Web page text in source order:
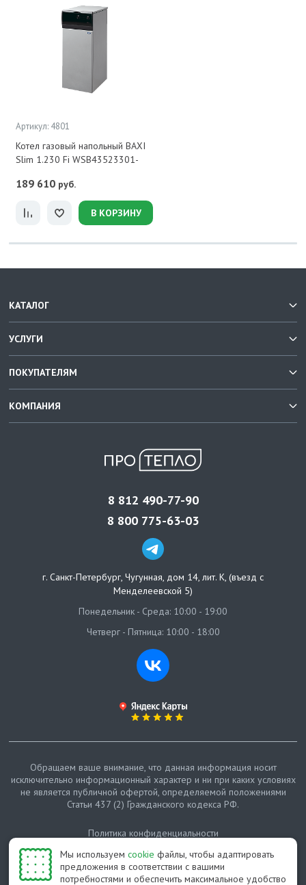
Артикул: 4801
Котел газовый напольный BAXI
Slim 1.230 Fi WSB43523301-
189 610 руб.
В КОРЗИНУ
Мы используем cookie файлы, чтобы адаптировать
предложения в соответствии с вашими
потребностями и обеспечить максимальное удобство
КАТАЛОГ
УСЛУГИ
ПОКУПАТЕЛЯМ
КОМПАНИЯ
8 812 490-77-90
8 800 775-63-03
г. Санкт-Петербург, Чугунная, дом 14, лит. К, (въезд с
Менделеевской 5)
Понедельник - Среда: 10:00 - 19:00
Четверг - Пятница: 10:00 - 18:00
Обращаем ваше внимание, что данная информация носит
исключительно информационный характер и ни при каких условиях
не является публичной офертой, определяемой положениями
Статьи 437 (2) Гражданского кодекса РФ.
Политика конфиденциальности
Карта сайта